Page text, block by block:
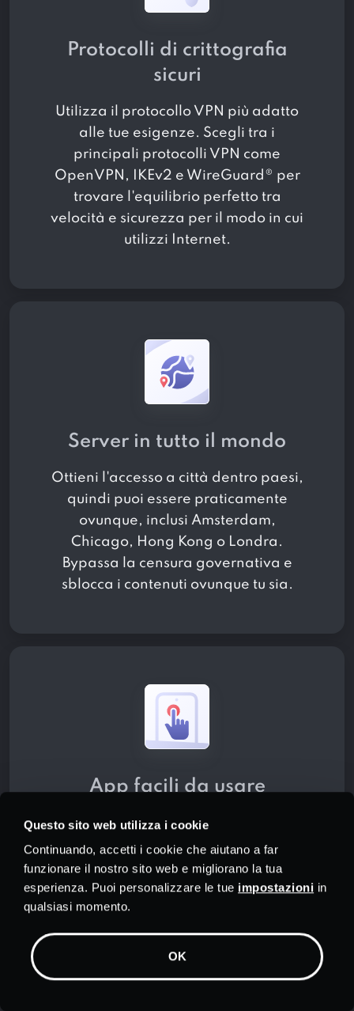
Questo sito web utilizza i cookie
Continuando, accetti i cookie che aiutano a far
funzionare il nostro sito web e migliorano la tua
esperienza. Puoi personalizzare le tue impostazioni in
qualsiasi momento.
OK
Protocolli di crittografia
sicuri
Utilizza il protocollo VPN più adatto
alle tue esigenze. Scegli tra i
principali protocolli VPN come
OpenVPN, IKEv2 e WireGuard® per
trovare l'equilibrio perfetto tra
velocità e sicurezza per il modo in cui
utilizzi Internet.
Server in tutto il mondo
Ottieni l'accesso a città dentropaesi,
quindi puoi essere praticamente
ovunque, inclusi Amsterdam,
Chicago, Hong Kong o Londra.
Bypassa la censura governativa e
sblocca i contenuti ovunque tu sia.
App facili da usare
È semplice usare PrivadoVPN. Basta
scaricare una delle nostre app
gratuite per Windows, Android, Mac,
iPhone, iPad, Android TV o Amazon
Fire TV Stick. Sarai in grado di
proteggere i tuoi dati con la semplice
pressione di un pulsante.